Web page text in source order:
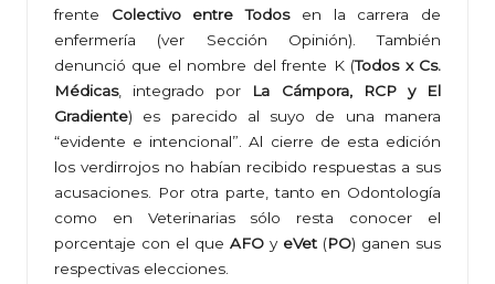
frente Colectivo entre Todosen la carrera de
enfermería (ver Sección Opinión). También
denunció que el nombre del frente K (Todos x Cs.
Médicas, integrado por La Cámpora, RCP y El
Gradiente) es parecido al suyo de una manera
“evidente e intencional”. Al cierre de esta edición
los verdirrojos no habían recibido respuestas a sus
acusaciones. Por otra parte, tanto en Odontología
como en Veterinarias sólo resta conocer el
porcentaje con el que AFO y eVet (PO) ganen sus
respectivas elecciones.